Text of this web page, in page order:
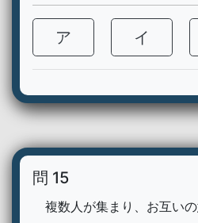
ア イ
問 15
複数人が集まり、お互い